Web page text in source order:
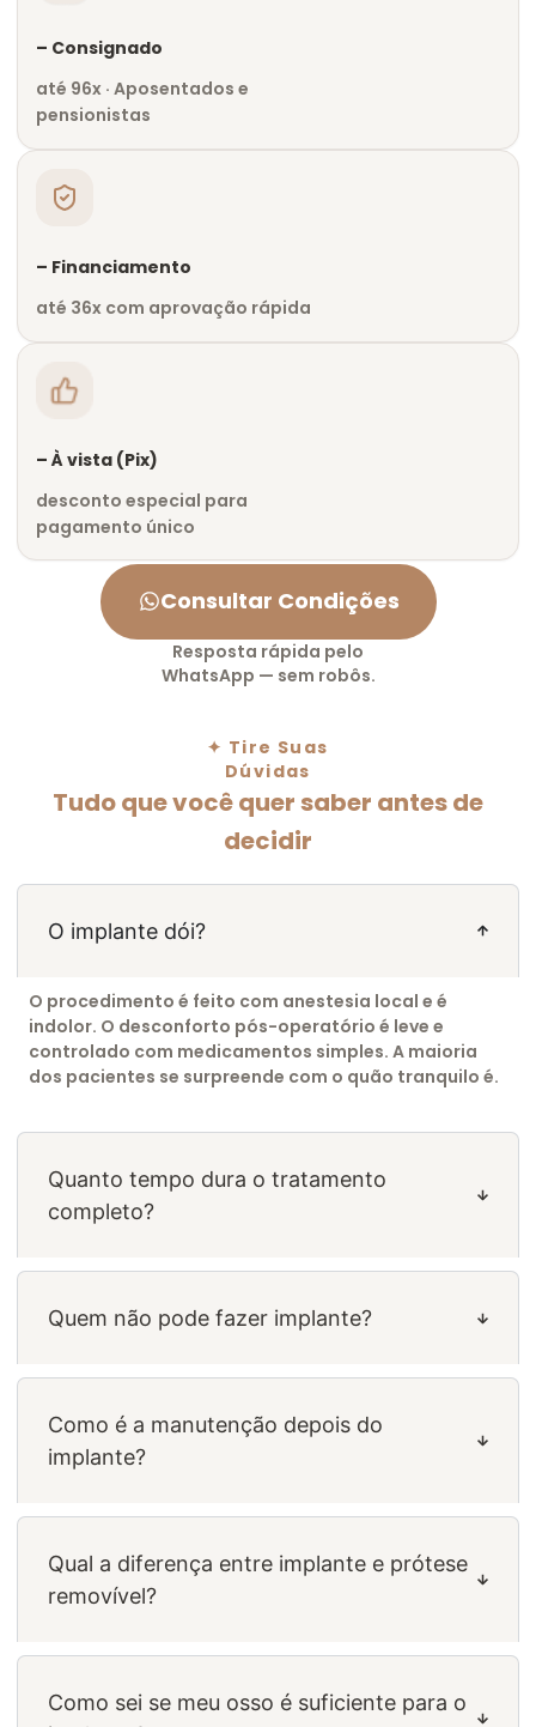
– Consignado
até 96x · Aposentados e
pensionistas
– Financiamento
até 36x com aprovação rápida
– À vista (Pix)
desconto especial para
pagamento único
Consultar Condições
Resposta rápida pelo
WhatsApp — sem robôs.
✦ Tire Suas
Dúvidas
Tudo que você quer saber antes de
decidir
O implante dói?
O procedimento é feito com anestesia local e é
indolor. O desconforto pós-operatório é leve e
controlado com medicamentos simples. A maioria
dos pacientes se surpreende com o quão tranquilo é.
Quanto tempo dura o tratamento
completo?
Quem não pode fazer implante?
Como é a manutenção depois do
implante?
Qual a diferença entre implante e prótese
removível?
Como sei se meu osso é suficiente para o